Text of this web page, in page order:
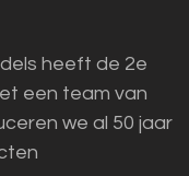
heeft de 2e
een team van
we al 50 jaar